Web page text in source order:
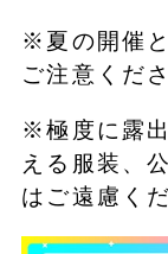
※夏の開催
ご注意くだ
※極度に露
える服装、
はご遠慮く